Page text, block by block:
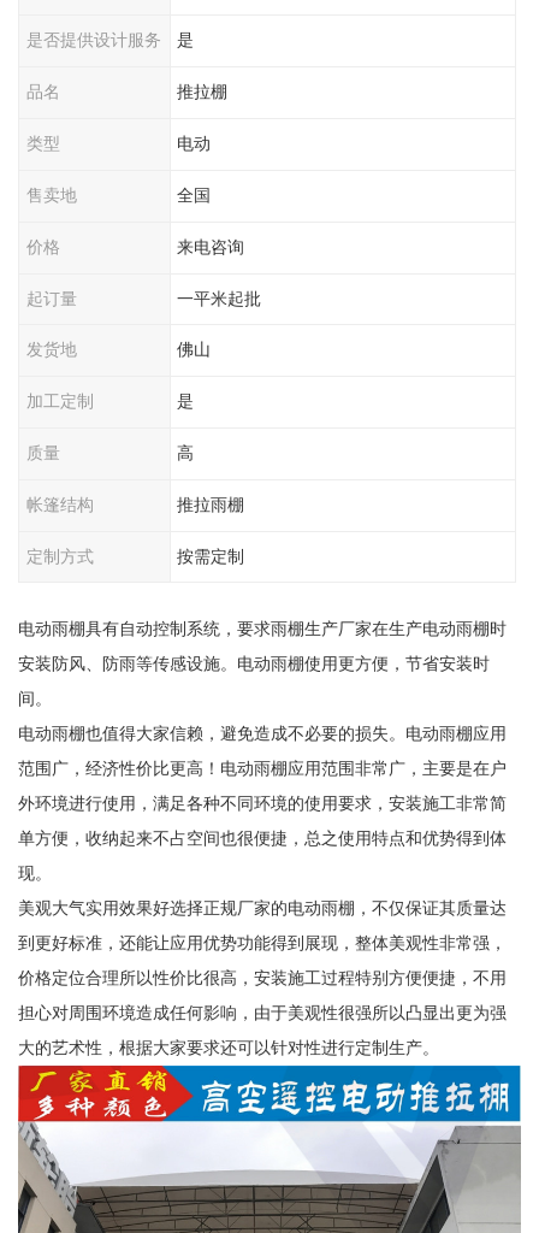
是否提供设计服务 是
品名 推拉棚
类型 电动
售卖地 全国
价格 来电咨询
起订量 一平米起批
发货地 佛山
加工定制 是
质量 高
帐篷结构 推拉雨棚
定制方式 按需定制
电动雨棚具有自动控制系统，要求雨棚生产厂家在生产电动雨棚时
安装防风、防雨等传感设施。电动雨棚使用更方便，节省安装时
间。
电动雨棚也值得大家信赖，避免造成不必要的损失。电动雨棚应用
范围广，经济性价比更高！电动雨棚应用范围非常广，主要是在户
外环境进行使用，满足各种不同环境的使用要求，安装施工非常简
单方便，收纳起来不占空间也很便捷，总之使用特点和优势得到体
现。
美观大气实用效果好选择正规厂家的电动雨棚，不仅保证其质量达
到更好标准，还能让应用优势功能得到展现，整体美观性非常强，
价格定位合理所以性价比很高，安装施工过程特别方便便捷，不用
担心对周围环境造成任何影响，由于美观性很强所以凸显出更为强
大的艺术性，根据大家要求还可以针对性进行定制生产。